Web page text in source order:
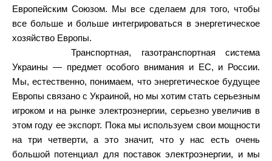
Европейским Союзом. Мы все сделаем для того, чтобы
все больше и больше интегрироваться в энергетическое
хозяйство Европы.
Транспортная, газотранспортная система
Украины — предмет особого внимания и ЕС, и России.
Мы, естественно, понимаем, что энергетическое будущее
Европы связано с Украиной, но мы хотим стать серьезным
игроком и на рынке электроэнергии, серьезно увеличив в
этом году ее экспорт. Пока мы используем свои мощности
на три четверти, а это значит, что у нас есть очень
большой потенциал для поставок электроэнергии, и мы